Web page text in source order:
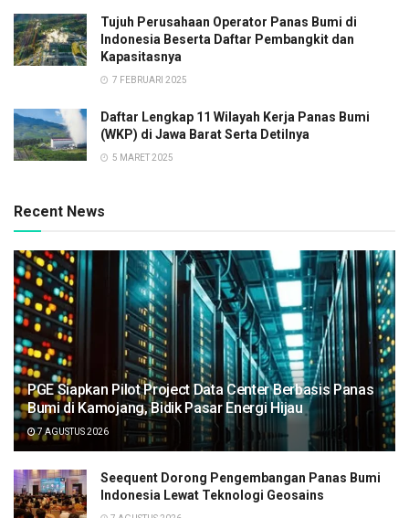
Tujuh Perusahaan Operator Panas Bumi di
Indonesia Beserta Daftar Pembangkit dan
Kapasitasnya
7 FEBRUARI 2025
Daftar Lengkap 11 Wilayah Kerja Panas Bumi
(WKP) di Jawa Barat Serta Detilnya
5 MARET 2025
Recent News
PGE Siapkan Pilot Project Data Center Berbasis Panas
Bumi di Kamojang, Bidik Pasar Energi Hijau
7 AGUSTUS 2026
Seequent Dorong Pengembangan Panas Bumi
Indonesia Lewat Teknologi Geosains